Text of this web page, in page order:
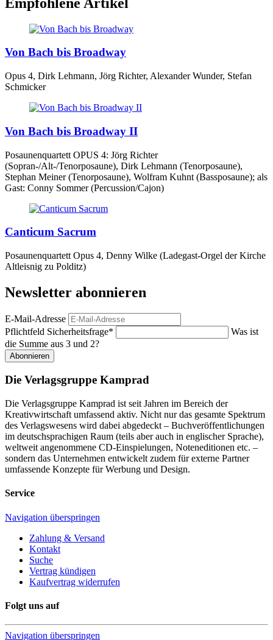
Von Bach bis Broadway
Opus 4, Dirk Lehmann, Jörg Richter, Alexander Wunder, Stefan
Schmicker
Von Bach bis Broadway II
Posaunenquartett OPUS 4: Jörg Richter
(Sopran-/Alt-/Tenorposaune), Dirk Lehmann (Tenorposaune),
Stephan Meiner (Tenorposaune), Wolfram Kuhnt (Bassposaune); als
Gast: Conny Sommer (Percussion/Cajon)
Canticum Sacrum
Posaunenquartett Opus 4, Denny Wilke (Ladegast-Orgel der Kirche
Altleisnig zu Polditz)
Newsletter abonnieren
E-Mail-Adresse
Pflichtfeld Sicherheitsfrage*
Was ist
die Summe aus 3 und 2?
Abonnieren
Die Verlagsgruppe Kamprad
Die Verlagsgruppe Kamprad ist seit Jahren im Bereich der
Kreativwirtschaft umfassend aktiv. Nicht nur das gesamte Spektrum
des Verlagswesens wird dabei abgedeckt – Buchveröffentlichungen
im deutschsprachigen Raum (teils aber auch in englischer Sprache),
weltweit angenommene CD-Einspielungen, Noteneditionen etc. –
sondern das Unternehmen entwickelt zudem für externe Partner
umfassende Konzepte für Werbung und Design.
Service
Navigation überspringen
Zahlung & Versand
Kontakt
Suche
Vertrag kündigen
Kaufvertrag widerrufen
Folgt uns auf
Navigation überspringen